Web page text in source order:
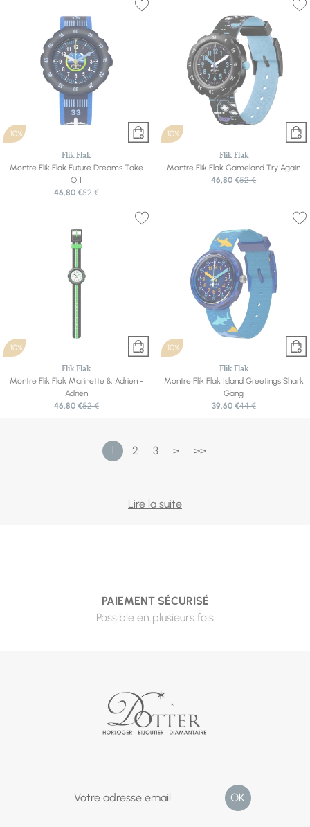
-10%
Flik Flak
Montre Flik Flak Future Dreams Take
Off
46,80 €52 €
-10%
Flik Flak
Montre Flik Flak Gameland Try Again
46,80 €52 €
-10%
Flik Flak
Montre Flik Flak Marinette & Adrien -
Adrien
46,80 €52 €
-10%
Flik Flak
Montre Flik Flak Island Greetings Shark
Gang
39,60 €44 €
1 2 3 > >>
Offrir une montre à un enfant, c'est lui offrir un peu
contrastées — et le plaisir, parce qu'une montre qu'on
aime est une montre qu'on regarde.
de l'heure, et leurs motifs — héros, animaux, couleurs —
suivent les passions du moment. Pour les plus grands,
adolescents ou préados, le passage à une « vraie »
franchit souvent à l'entrée au collège.
Le bon moment pour offrir ? L'entrée au CP pour
Lire la suite
PAIEMENT SÉCURISÉ
Possible en plusieurs fois